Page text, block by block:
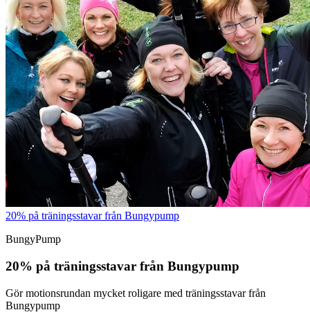
20% på träningsstavar från Bungypump
BungyPump
20% på träningsstavar från Bungypump
Gör motionsrundan mycket roligare med träningsstavar från
Bungypump